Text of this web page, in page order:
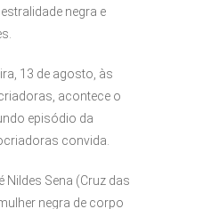
negra e
13 de agosto, às
acontece o
episódio da
convida.
Nildes Sena (Cruz das
negra de corpo